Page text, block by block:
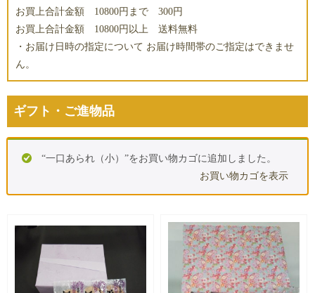
お買上合計金額 10800円まで 300円
お買上合計金額 10800円以上 送料無料
・お届け日時の指定について お届け時間帯のご指定はできませ
ん。
ギフト・ご進物品
“一口あられ（小）”をお買い物カゴに追加しました。
お買い物カゴを表示